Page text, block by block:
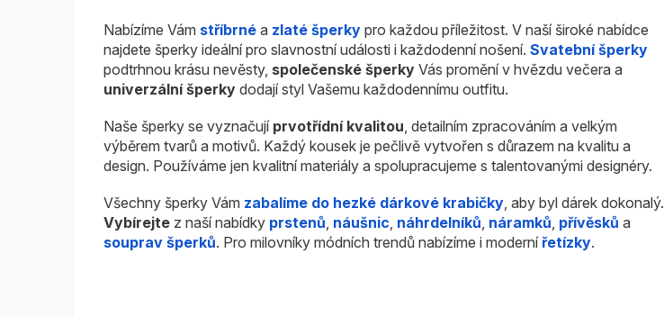
Nabízíme Vám stříbrné a zlaté šperky pro každou příležitost. V naší široké nabídce
najdete šperky ideální pro slavnostní události i každodenní nošení. Svatební šperky
podtrhnou krásu nevěsty, společenské šperky Vás promění v hvězdu večera a
univerzální šperky dodají styl Vašemu každodennímu outfitu.
Naše šperky se vyznačují prvotřídní kvalitou, detailním zpracováním a velkým
výběrem tvarů a motivů. Každý kousek je pečlivě vytvořen s důrazem na kvalitu a
design. Používáme jen kvalitní materiály a spolupracujeme s talentovanými designéry.
Všechny šperky Vám zabalíme do hezké dárkové krabičky, aby byl dárek dokonalý.
Vybírejte z naší nabídky prstenů, náušnic, náhrdelníků, náramků, přívěsků a
souprav šperků. Pro milovníky módních trendů nabízíme i modernířetízky.